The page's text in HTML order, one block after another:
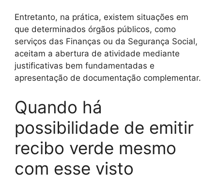
Entretanto, na prática, existem situações em
que determinados órgãos públicos, como
serviços das Finanças ou da Segurança Social,
aceitam a abertura de atividade mediante
justificativas bem fundamentadas e
apresentação de documentação complementar.
Quando há
possibilidade de emitir
recibo verde mesmo
com esse visto